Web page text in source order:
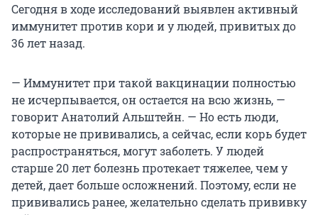
Сегодня в ходе исследований выявлен активный
иммунитет против кори и у людей, привитых до
36 лет назад.
— Иммунитет при такой вакцинации полностью
не исчерпывается, он остается на всю жизнь, —
говорит Анатолий Альштейн. — Но есть люди,
которые не прививались, а сейчас, если корь будет
распространяться, могут заболеть. У людей
старше 20 лет болезнь протекает тяжелее, чем у
детей, дает больше осложнений. Поэтому, если не
прививались ранее, желательно сделать прививку